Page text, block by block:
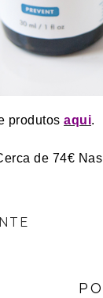
produtos aqui.
de 74€